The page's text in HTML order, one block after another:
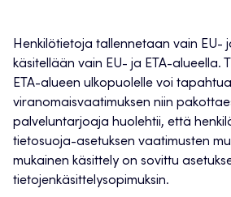
Henkilötietoja tallennetaan vain EU-
käsitellään vain EU- ja ETA-alueella.
ETA-alueen ulkopuolelle voi
viranomaisvaatimuksen niin
palveluntarjoaja huolehtii, että
tietosuoja-asetuksen vaatimusten
mukainen käsittely on sovittu
tietojenkäsittelysopimuksin.